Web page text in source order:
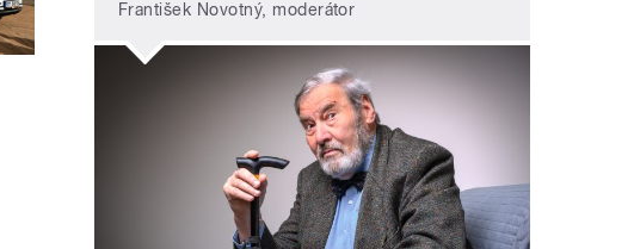
František Novotný, moderátor